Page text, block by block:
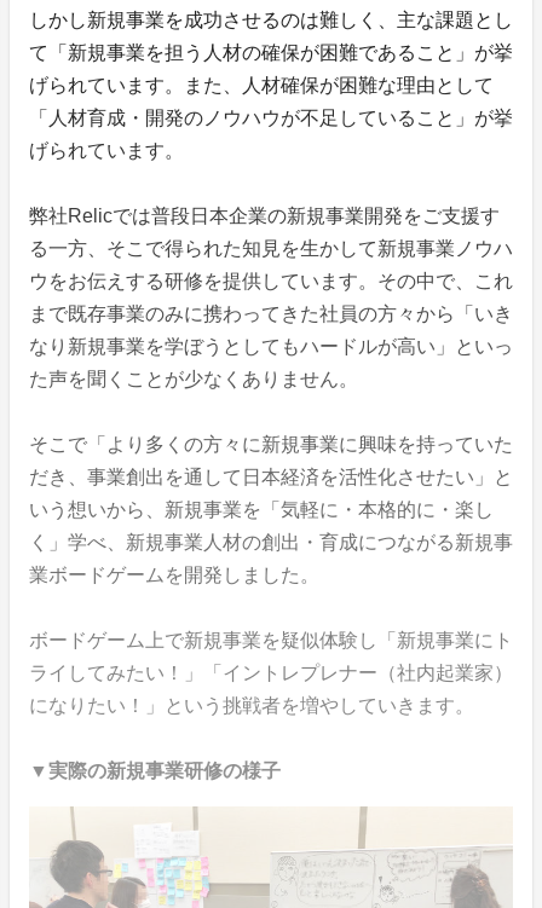
しかし新規事業を成功させるのは難しく、主な課題とし
て「新規事業を担う人材の確保が困難であること」が挙
げられています。また、人材確保が困難な理由として
「人材育成・開発のノウハウが不足していること」が挙
げられています。
弊社Relicでは普段日本企業の新規事業開発をご支援す
る一方、そこで得られた知見を生かして新規事業ノウハ
ウをお伝えする研修を提供しています。その中で、これ
まで既存事業のみに携わってきた社員の方々から「いき
なり新規事業を学ぼうとしてもハードルが高い」といっ
た声を聞くことが少なくありません。
そこで「より多くの方々に新規事業に興味を持っていた
だき、事業創出を通して日本経済を活性化させたい」と
いう想いから、新規事業を「気軽に・本格的に・楽し
く」学べ、新規事業人材の創出・育成につながる新規事
業ボードゲームを開発しました。
ボードゲーム上で新規事業を疑似体験し「新規事業にト
ライしてみたい！」「イントレプレナー（社内起業家）
になりたい！」という挑戦者を増やしていきます。
▼実際の新規事業研修の様子